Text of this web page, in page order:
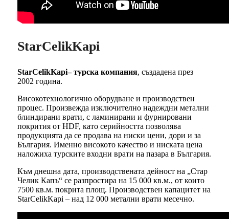
StarCelikKapi
StarCelikKapi– турска компания, създадена през
2002 година.
Високотехнологично оборудване и производствен
процес. Произвежда изключително надеждни метални
блиндирани врати, с ламинирани и фурнировани
покрития от HDF, като серийността позволява
продукцията да се продава на ниски цени, дори и за
България. Именно високото качество и ниската цена
наложиха турските входни врати на пазара в България.
Към днешна дата, производствената дейност на „Стар
Челик Капъ“ се разпростира на 15 000 кв.м., от които
7500 кв.м. покрита площ. Производствен капацитет на
StarCelikKapi – над 12 000 метални врати месечно.